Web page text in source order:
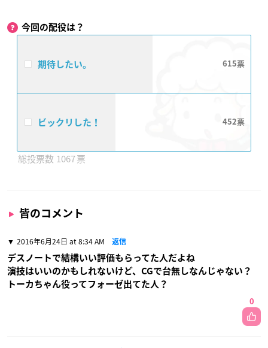
今回の配役は？
期待したい。 615
ビックリした！ 452
1067
皆のコメント
2016年6月24日 at 8:34 AM 返信
デスノートで結構いい評価もらってた人だよね
演技はいいのかもしれないけど、CGで台無しなんじゃない？
トーカちゃん役ってフォーゼ出てた人？
0